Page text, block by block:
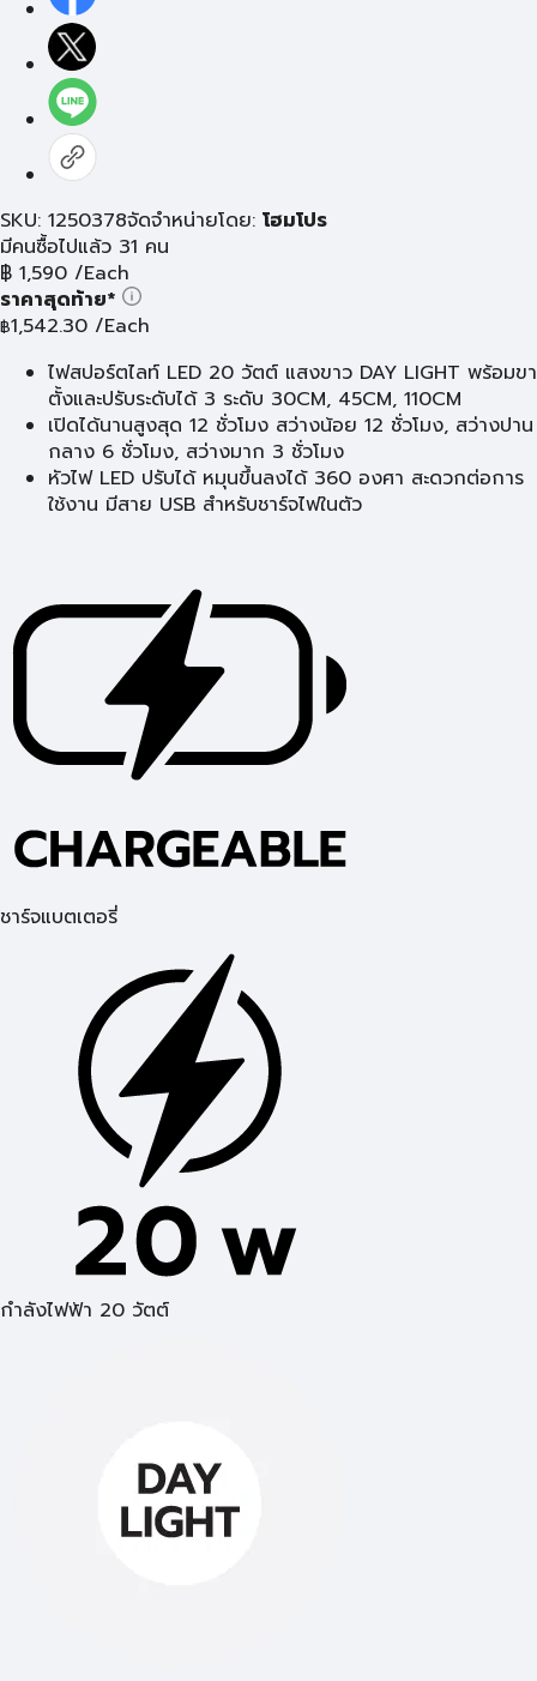
SKU: 1250378จัดจำหน่ายโดย: โฮมโปร
มีคนซื้อไปแล้ว 31 คน
฿ 1,590 /Each
ราคาสุดท้าย*
฿1,542.30 /Each
ไฟสปอร์ตไลท์ LED 20 วัตต์ แสงขาว DAY LIGHT พร้อมขา
ตั้งและปรับระดับได้ 3 ระดับ 30CM, 45CM, 110CM
เปิดได้นานสูงสุด 12 ชั่วโมง สว่างน้อย 12 ชั่วโมง, สว่างปาน
กลาง 6 ชั่วโมง, สว่างมาก 3 ชั่วโมง
หัวไฟ LED ปรับได้ หมุนขึ้นลงได้ 360 องศา สะดวกต่อการ
ใช้งาน มีสาย USB สำหรับชาร์จไฟในตัว
ชาร์จแบตเตอรี่
กำลังไฟฟ้า 20 วัตต์